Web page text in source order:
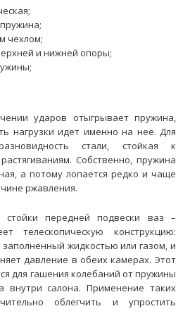
грн.
семейства ВАЗ-2108, 2109,
2113, 2114, 2115 "Lada Sama..
чехлом;
и нижней опоры;
ударов отыгрывает пружина,
нагрузки идет именно на нее. Для
стали, стойкая к
Собственно, пружина
а потому лопается редко и чаще
ржавления.
стойки передней подвески ваз –
телескопическую конструкцию:
жидкостью или газом, и
давление в обеих камерах. Этот
для гашения колебаний от пружины
салона. Применение таких
облегчить и упростить